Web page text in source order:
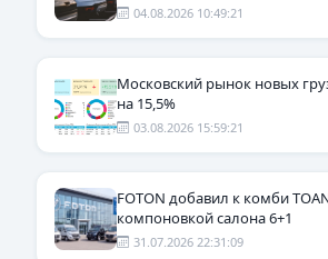
04.08.2026 10:49:21
Московский рынок новых
на 15,5%
03.08.2026 15:59:21
FOTON добавил к комби
компоновкой салона 6+1
31.07.2026 22:31:09